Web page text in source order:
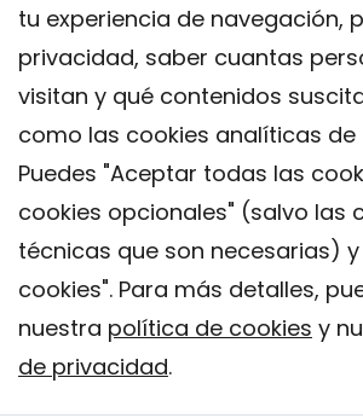
tu experiencia de navegación,
privacidad, saber cuantas
visitan y qué contenidos
como las cookies analíticas de
Puedes "Aceptar todas las
cookies opcionales" (salvo las
técnicas que son necesarias)
cookies". Para más detalles,
nuestra política de cookies y
de privacidad.
Contacto
Política de privacidad
Política de Cookies